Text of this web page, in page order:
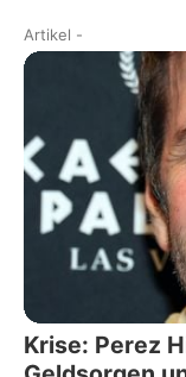
Artikel -
Krise: Perez